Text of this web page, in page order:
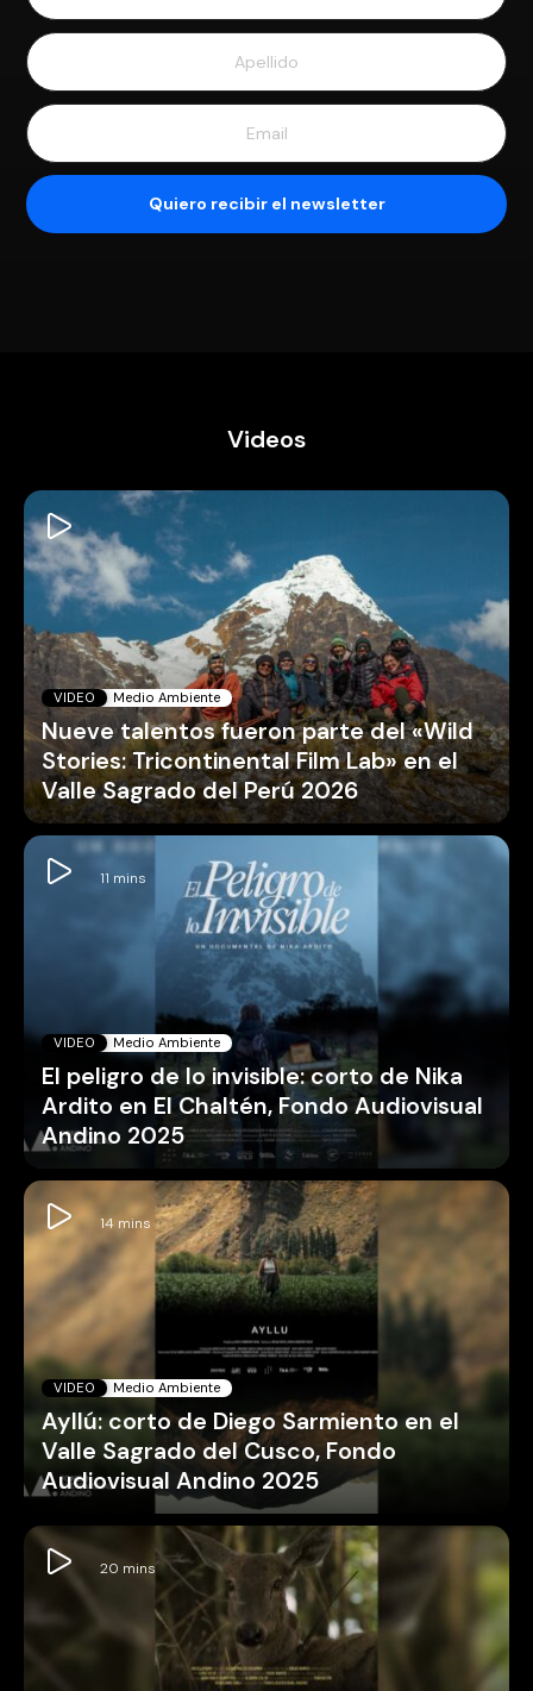
Videos
VIDEO Medio Ambiente
Nueve talentos fueron parte del «Wild
Stories: Tricontinental Film Lab» en el
Valle Sagrado del Perú 2026
VIDEO Medio Ambiente
El peligro de lo invisible: corto de Nika
Ardito en El Chaltén, Fondo Audiovisual
Andino 2025
VIDEO Medio Ambiente
Ayllú: corto de Diego Sarmiento en el
Valle Sagrado del Cusco, Fondo
Audiovisual Andino 2025